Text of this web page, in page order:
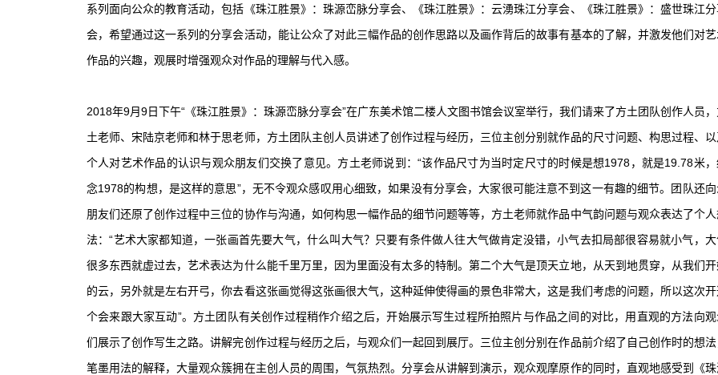
系列面向公众的教育活动，包括《珠江胜景》：珠源峦脉分享会、《珠江胜景》：云湧珠江分享会、《珠江胜景》：盛世珠江
会，希望通过这一系列的分享会活动，能让公众了对此三幅作品的创作思路以及画作背后的故事有基本的了解，并激发他们对艺
作品的兴趣，观展时增强观众对作品的理解与代入感。
2018年9月9日下午“《珠江胜景》：珠源峦脉分享会”在广东美术馆二楼人文图书馆会议室举行，我们请来了方土团队创作人员
土老师、宋陆京老师和林于思老师，方土团队主创人员讲述了创作过程与经历，三位主创分别就作品的尺寸问题、构思过程、以
个人对艺术作品的认识与观众朋友们交换了意见。方土老师说到：“该作品尺寸为当时定尺寸的时候是想1978，就是19.78米
念1978的构想，是这样的意思”，无不令观众感叹用心细致，如果没有分享会，大家很可能注意不到这一有趣的细节。团队还
朋友们还原了创作过程中三位的协作与沟通，如何构思一幅作品的细节问题等等，方土老师就作品中气韵问题与观众表达了个人
法：“艺术大家都知道，一张画首先要大气，什么叫大气？只要有条件做人往大气做肯定没错，小气去扣局部很容易就小气，大
很多东西就虚过去，艺术表达为什么能千里万里，因为里面没有太多的特制。第二个大气是顶天立地，从天到地贯穿，从我们
的云，另外就是左右开弓，你去看这张画觉得这张画很大气，这种延伸使得画的景色非常大，这是我们考虑的问题，所以这次
个会来跟大家互动”。方土团队有关创作过程稍作介绍之后，开始展示写生过程所拍照片与作品之间的对比，用直观的方法向
们展示了创作写生之路。讲解完创作过程与经历之后，与观众们一起回到展厅。三位主创分别在作品前介绍了自己创作时的想法
笔墨用法的解释，大量观众簇拥在主创人员的周围，气氛热烈。分享会从讲解到演示，观众观摩原作的同时，直观地感受到《